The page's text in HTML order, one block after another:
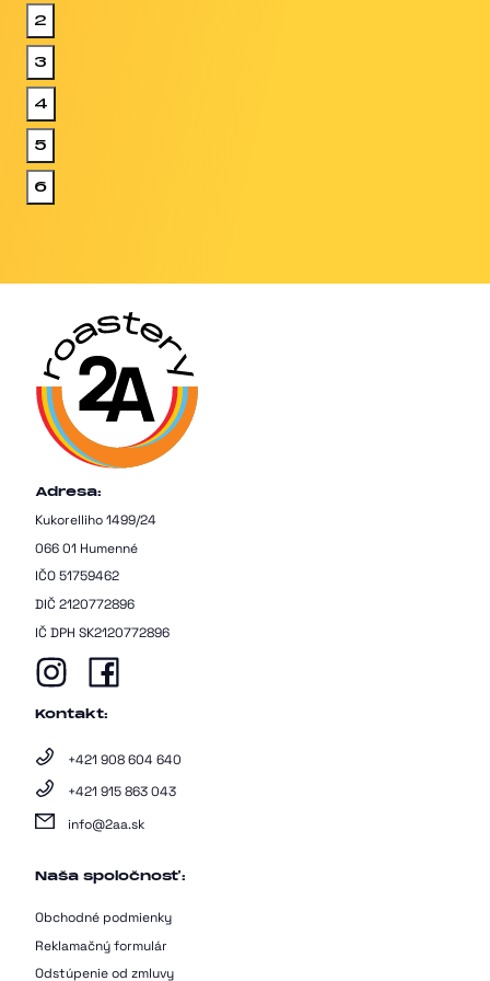
2
3
4
5
6
Adresa:
Kukorelliho 1499/24
066 01 Humenné
IČO 51759462
DIČ 2120772896
IČ DPH SK2120772896
Kontakt:
+421 908 604 640
+421 915 863 043
info@2aa.sk
Naša spoločnosť:
Obchodné podmienky
Reklamačný formulár
Odstúpenie od zmluvy